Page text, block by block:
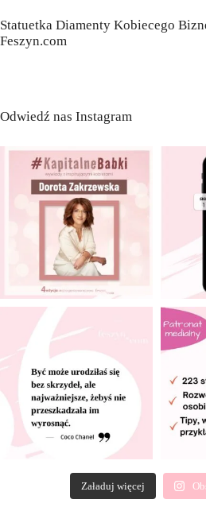
Statuetka Diamenty Kobiecego
Feszyn.com
Odwiedź nas Instagram
Załaduj więcej